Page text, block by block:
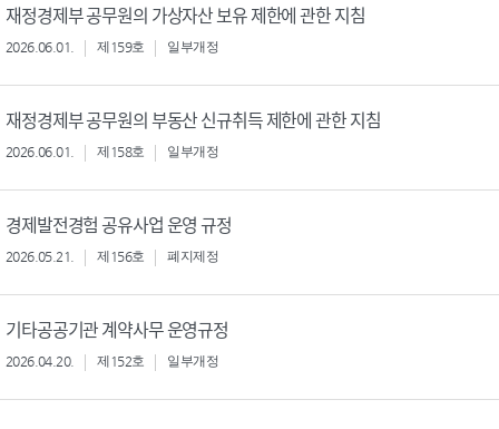
재정경제부 공무원의 가상자산 보유 제한에 관한 지침
2026.06.01. 제159호 일부개정
재정경제부 공무원의 부동산 신규취득 제한에 관한 지침
2026.06.01. 제158호 일부개정
경제발전경험 공유사업 운영 규정
2026.05.21. 제156호 폐지제정
기타공공기관 계약사무 운영규정
2026.04.20. 제152호 일부개정